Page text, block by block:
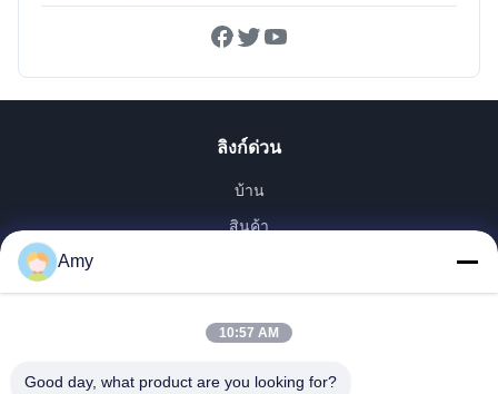
ลิงก์ด่วน
บ้าน
สินค้า
การแสดง VR
เกี่ยวกับเรา
Amy
10:57 AM
Good day, what product are you looking for?